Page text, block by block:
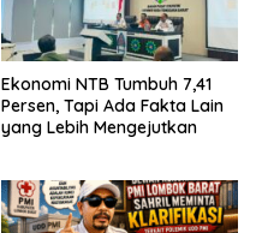
Ekonomi NTB Tumbuh 7,41
Persen, Tapi Ada Fakta Lain
yang Lebih Mengejutkan